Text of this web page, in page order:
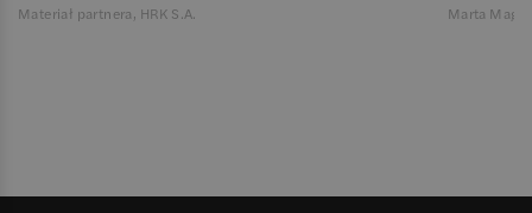
Materiał partnera, HRK S.A. Marta